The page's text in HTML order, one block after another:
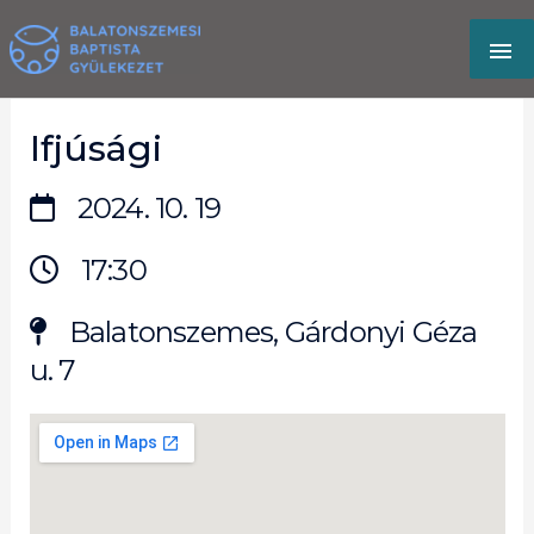
to
content
Ifjúsági
2024. 10. 19
17:30
Balatonszemes, Gárdonyi Géza
u. 7